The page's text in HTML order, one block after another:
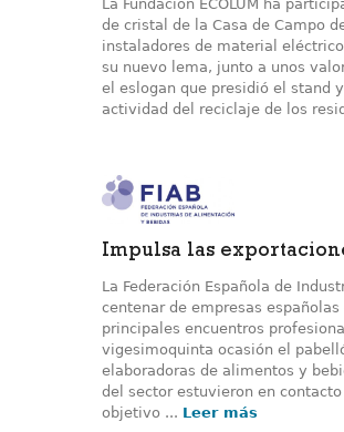
La Fundación ECOLUM ha
de cristal de la Casa de Campo
instaladores de material
su nuevo lema, junto a unos
el eslogan que presidió el stand
actividad del reciclaje de los
Impulsa las
La Federación Española de
centenar de empresas
principales encuentros
vigesimoquinta ocasión el
elaboradoras de alimentos y
del sector estuvieron en
objetivo ... Leer más